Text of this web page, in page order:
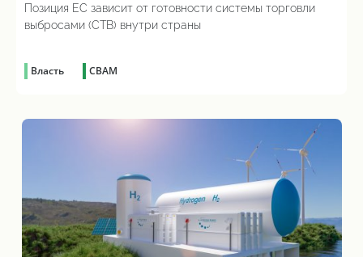
Позиция ЕС зависит от готовности системы торговли
выбросами (СТВ) внутри страны
Власть CBAM